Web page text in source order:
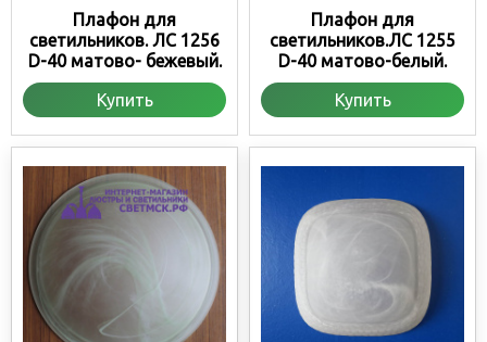
Плафон для
светильников. ЛС 1256
D-40 матово- бежевый.
Купить
Плафон для
светильников.ЛС 1255
D-40 матово-белый.
Купить